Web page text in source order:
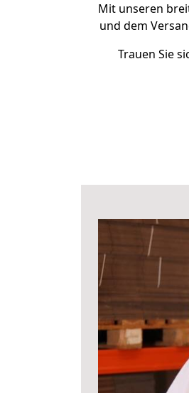
Mit unseren
und dem
Trauen Sie